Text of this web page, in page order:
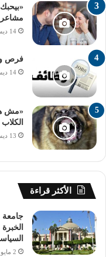
آلاف جنيه: نسبة الزيادة 20%.
ألف جنيه: نسبة الزيادة 12%.
ألف جنيه: نسبة الزيادة 10%.
ألف جنيه: نسبة الزيادة 7%.
الزيادة 6%.
14 ديسمبر، 2024
فرص وظائف
14 ديسمبر، 2024
13 ديسمبر، 2024
الأكثر قراءة
جامعة
2 مايو، 2026